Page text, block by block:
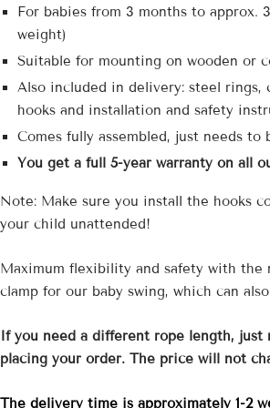
For babies from 3 months to approx.
weight)
Suitable for mounting on wooden or
Also included in delivery: steel rings,
hooks and installation and safety
Comes fully assembled, just needs to
You get a full 5-year warranty on all
Note: Make sure you install the hooks
your child unattended!
Maximum flexibility and safety with the
clamp for our baby swing, which can
If you need a different rope length, just
placing your order. The price will not
The delivery time is approximately 1-2